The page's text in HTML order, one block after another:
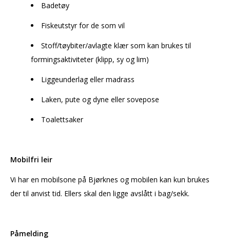
Badetøy
Fiskeutstyr for de som vil
Stoff/tøybiter/avlagte klær som kan brukes til
formingsaktiviteter (klipp, sy og lim)
Liggeunderlag eller madrass
Laken, pute og dyne eller sovepose
Toalettsaker
Mobilfri leir
Vi har en mobilsone på Bjørknes og mobilen kan kun brukes
der til anvist tid. Ellers skal den ligge avslått i bag/sekk.
Påmelding